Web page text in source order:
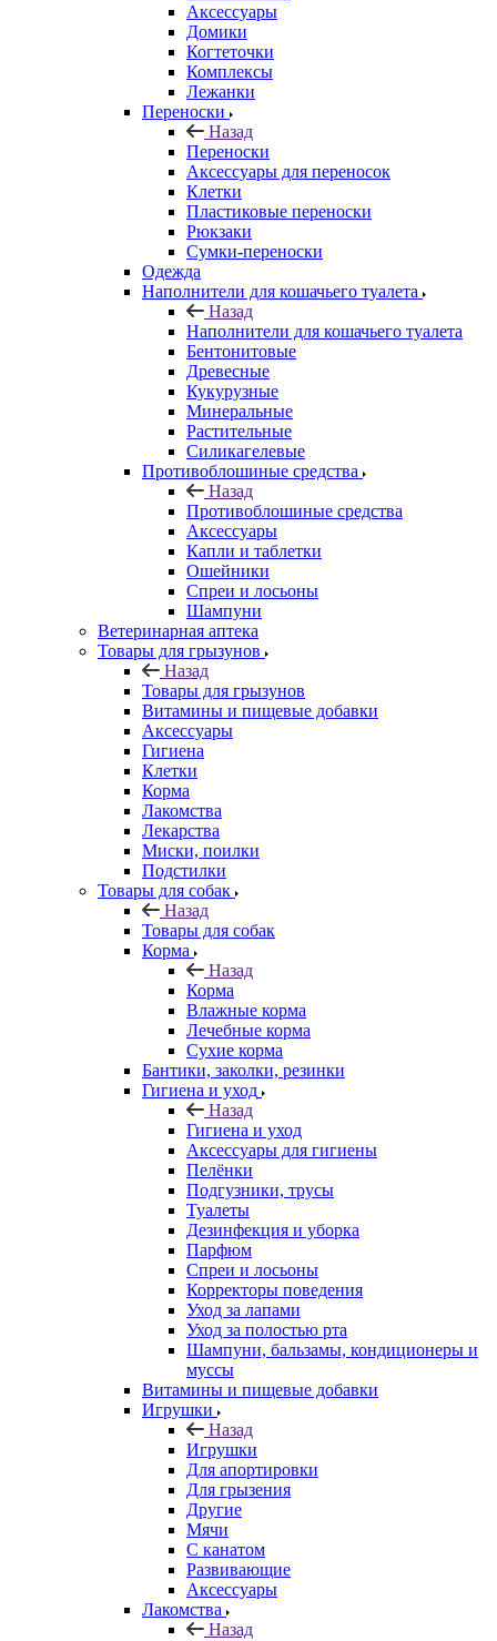
Аксессуары
Домики
Когтеточки
Комплексы
Лежанки
Переноски
Назад
Переноски
Аксессуары для переносок
Клетки
Пластиковые переноски
Рюкзаки
Сумки-переноски
Одежда
Наполнители для кошачьего туалета
Назад
Наполнители для кошачьего туалета
Бентонитовые
Древесные
Кукурузные
Минеральные
Растительные
Силикагелевые
Противоблошиные средства
Назад
Противоблошиные средства
Аксессуары
Капли и таблетки
Ошейники
Спреи и лосьоны
Шампуни
Ветеринарная аптека
Товары для грызунов
Назад
Товары для грызунов
Витамины и пищевые добавки
Аксессуары
Гигиена
Клетки
Корма
Лакомства
Лекарства
Миски, поилки
Подстилки
Товары для собак
Назад
Товары для собак
Корма
Назад
Корма
Влажные корма
Лечебные корма
Сухие корма
Бантики, заколки, резинки
Гигиена и уход
Назад
Гигиена и уход
Аксессуары для гигиены
Пелёнки
Подгузники, трусы
Туалеты
Дезинфекция и уборка
Парфюм
Спреи и лосьоны
Корректоры поведения
Уход за лапами
Уход за полостью рта
Шампуни, бальзамы, кондиционеры и
муссы
Витамины и пищевые добавки
Игрушки
Назад
Игрушки
Для апортировки
Для грызения
Другие
Мячи
С канатом
Развивающие
Аксессуары
Лакомства
Назад